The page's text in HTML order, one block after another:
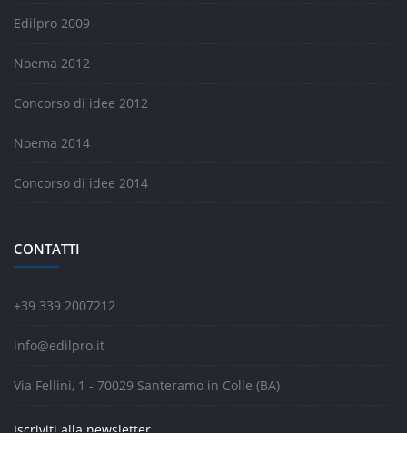
Edilpro 2009
Noema 2012
Concorso di idee 2012
Noema 2014
Concorso di idee 2014
CONTATTI
+39 339 2007212
info@edilpro.it
Via Fellini, 1 - 70029 Santeramo in Colle (BA)
Iscriviti alla newsletter